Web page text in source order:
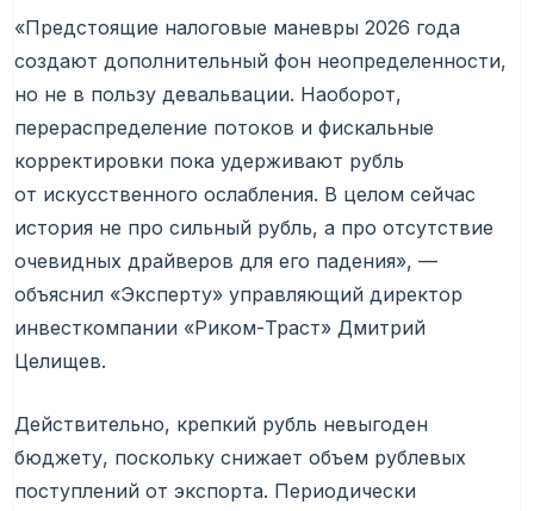
«Предстоящие налоговые маневры 2026 года
создают дополнительный фон неопределенности,
но не в пользу девальвации. Наоборот,
перераспределение потоков и фискальные
корректировки пока удерживают рубль
от искусственного ослабления. В целом сейчас
история не про сильный рубль, а про отсутствие
очевидных драйверов для его падения», —
объяснил «Эксперту» управляющий директор
инвесткомпании «Риком-Траст» Дмитрий
Целищев.
Действительно, крепкий рубль невыгоден
бюджету, поскольку снижает объем рублевых
поступлений от экспорта. Периодически